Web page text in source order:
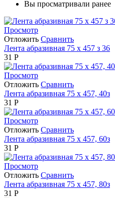
Вы просматривали ранее
Просмотр
Отложить Сравнить
Лента абразивная 75 х 457 з 36
31 Р
Просмотр
Отложить Сравнить
Лента абразивная 75 х 457, 40з
31 Р
Просмотр
Отложить Сравнить
Лента абразивная 75 х 457, 60з
31 Р
Просмотр
Отложить Сравнить
Лента абразивная 75 х 457, 80з
31 Р